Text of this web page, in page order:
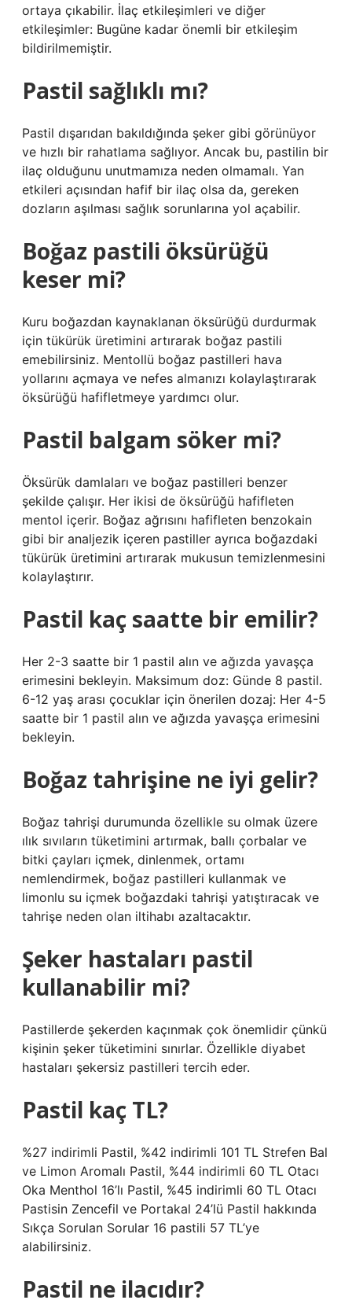
ortaya çıkabilir. İlaç etkileşimleri ve diğer
etkileşimler: Bugüne kadar önemli bir etkileşim
bildirilmemiştir.
Pastil sağlıklı mı?
Pastil dışarıdan bakıldığında şeker gibi görünüyor
ve hızlı bir rahatlama sağlıyor. Ancak bu, pastilin bir
ilaç olduğunu unutmamıza neden olmamalı. Yan
etkileri açısından hafif bir ilaç olsa da, gereken
dozların aşılması sağlık sorunlarına yol açabilir.
Boğaz pastili öksürüğü
keser mi?
Kuru boğazdan kaynaklanan öksürüğü durdurmak
için tükürük üretimini artırarak boğaz pastili
emebilirsiniz. Mentollü boğaz pastilleri hava
yollarını açmaya ve nefes almanızı kolaylaştırarak
öksürüğü hafifletmeye yardımcı olur.
Pastil balgam söker mi?
Öksürük damlaları ve boğaz pastilleri benzer
şekilde çalışır. Her ikisi de öksürüğü hafifleten
mentol içerir. Boğaz ağrısını hafifleten benzokain
gibi bir analjezik içeren pastiller ayrıca boğazdaki
tükürük üretimini artırarak mukusun temizlenmesini
kolaylaştırır.
Pastil kaç saatte bir emilir?
Her 2-3 saatte bir 1 pastil alın ve ağızda yavaşça
erimesini bekleyin. Maksimum doz: Günde 8 pastil.
6-12 yaş arası çocuklar için önerilen dozaj: Her 4-5
saatte bir 1 pastil alın ve ağızda yavaşça erimesini
bekleyin.
Boğaz tahrişine ne iyi gelir?
Boğaz tahrişi durumunda özellikle su olmak üzere
ılık sıvıların tüketimini artırmak, ballı çorbalar ve
bitki çayları içmek, dinlenmek, ortamı
nemlendirmek, boğaz pastilleri kullanmak ve
limonlu su içmek boğazdaki tahrişi yatıştıracak ve
tahrişe neden olan iltihabı azaltacaktır.
Şeker hastaları pastil
kullanabilir mi?
Pastillerde şekerden kaçınmak çok önemlidir çünkü
kişinin şeker tüketimini sınırlar. Özellikle diyabet
hastaları şekersiz pastilleri tercih eder.
Pastil kaç TL?
%27 indirimli Pastil, %42 indirimli 101 TL Strefen Bal
ve Limon Aromalı Pastil, %44 indirimli 60 TL Otacı
Oka Menthol 16’lı Pastil, %45 indirimli 60 TL Otacı
Pastisin Zencefil ve Portakal 24’lü Pastil hakkında
Sıkça Sorulan Sorular 16 pastili 57 TL’ye
alabilirsiniz.
Pastil ne ilacıdır?